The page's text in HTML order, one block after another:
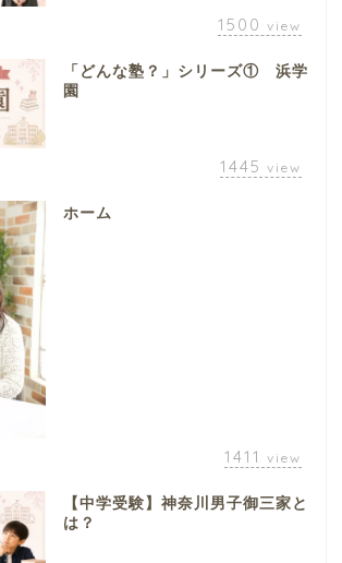
1500 view
「どんな塾？」シリーズ① 浜学
園
1445 view
ホーム
1411 view
【中学受験】神奈川男子御三家と
は？